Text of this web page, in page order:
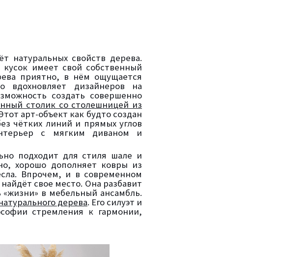
натуральных свойств дерева.
имеет свой собственный
приятно, в нём ощущается
вдохновляет дизайнеров на
создать совершенно
столик со столешницей из
арт-объект как будто создан
чётких линий и прямых углов
с мягким диваном и
подходит для стиля шале и
хорошо дополняет ковры из
Впрочем, и в современном
свое место. Она разбавит
в мебельный ансамбль.
дерева. Его силуэт и
стремления к гармонии,